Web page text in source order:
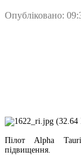
Опубліковано:
Пілот Alpha
підвищення.